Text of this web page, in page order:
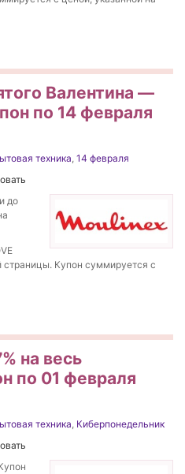
Валентина —
по 14 февраля
техника, 14 февраля
до
страницы. Купон суммируется с
на весь
по 01 февраля
техника, Киберпонедельник